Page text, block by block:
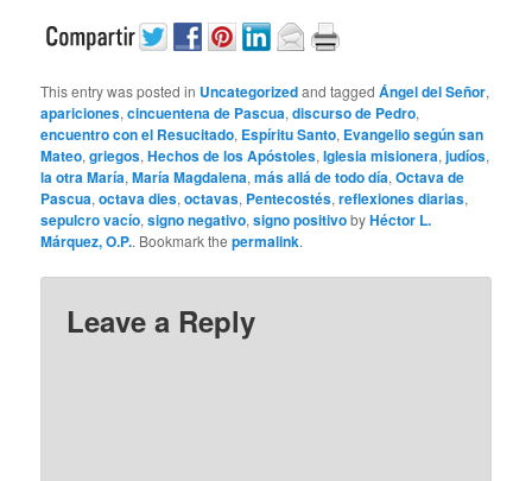
This entry was posted in Uncategorizedand taggedÁngel del Señor,
apariciones,cincuentena de Pascua,discurso de Pedro,
encuentro con el Resucitado, Espíritu Santo, Evangelio según san
Mateo,griegos,Hechos de los Apóstoles,Iglesia misionera,judíos,
la otra María,María Magdalena,más allá de todo día,Octava de
Pascua,octava dies,octavas, Pentecostés,reflexiones diarias,
sepulcro vacío,signo negativo,signo positivobyHéctor L.
Márquez, O.P.. Bookmark thepermalink.
Leave a Reply